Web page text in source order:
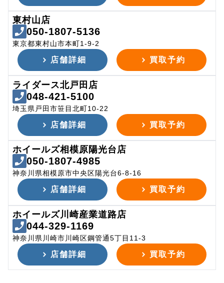
東村山店
050-1807-5136
東京都東村山市本町1-9-2
店舗詳細 買取予約
ライダース北戸田店
048-421-5100
埼玉県戸田市笹目北町10-22
店舗詳細 買取予約
ホイールズ相模原陽光台店
050-1807-4985
神奈川県相模原市中央区陽光台6-8-16
店舗詳細 買取予約
ホイールズ川崎産業道路店
044-329-1169
神奈川県川崎市川崎区鋼管通5丁目11-3
店舗詳細 買取予約